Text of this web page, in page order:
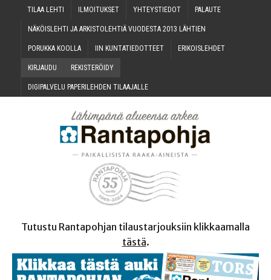
TILAA LEH­TI ILMOI­TUK­SET YHTEYS­TIE­DOT PALAU­TE
NÄKÖIS­LEH­TI JA ARKIS­TO­LEH­TIÄ VUO­DES­TA 2013 LÄHTIEN
PORUK­KA KOOLLA IIN KUN­TA­TIE­DOT­TEET ERI­KOIS­LEH­DET
KIR­JAU­DU REKIS­TE­RÖI­DY
DIGI­PAL­VE­LU PAPE­RI­LEH­DEN TILAAJALLE
Tutustu Rantapohjan tilaustarjouksiin klikkaamalla
tästä.